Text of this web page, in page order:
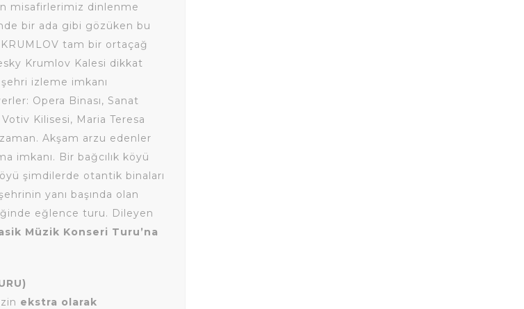
misafirlerimiz dinlenme
bir ada gibi gözüken bu
tam bir ortaçağ
Krumlov Kalesi dikkat
izleme imkanı
Opera Binası, Sanat
Kilisesi, Maria Teresa
Akşam arzu edenler
imkanı. Bir bağcılık köyü
şimdilerde otantik binaları
yanı başında olan
eğlence turu. Dileyen
Müzik Konseri Turu’na
ekstra olarak